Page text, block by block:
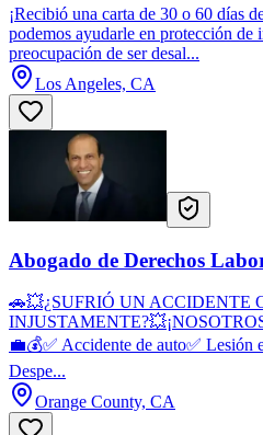
¡Recibió una carta de 30 o 60 días
podemos ayudarle en protección de
preocupación de ser desal...
Los Angeles, CA
Abogado de Derechos
🚗💥¿SUFRIÓ UN ACCIDENTE
💼💰✅ Accidente de auto✅ Lesión
Despe...
Orange County, CA